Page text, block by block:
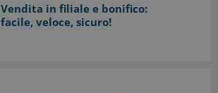
Vendita in filiale e bonifico:
facile, veloce, sicuro!